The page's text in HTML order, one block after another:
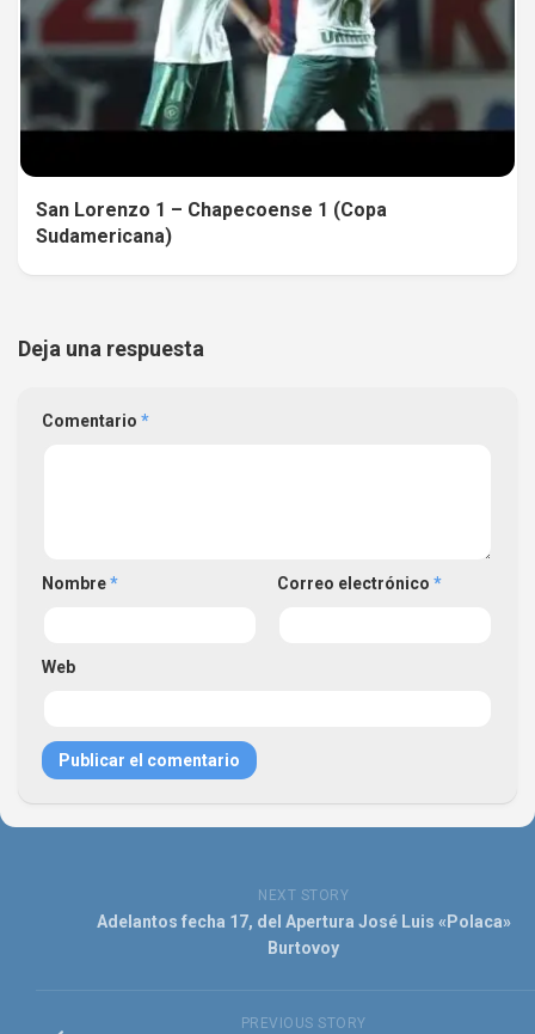
San Lorenzo 1 – Chapecoense 1 (Copa
Sudamericana)
Deja una respuesta
Comentario *
Nombre* Correo electrónico *
Web
NEXT STORY
Adelantos fecha 17, del Apertura José Luis «Polaca»
Burtovoy
PREVIOUS STORY